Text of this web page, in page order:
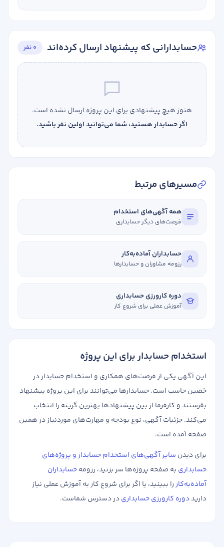
حسابدارانی که پیشنهاد ارسال کرده‌اند 0 نفر
هنوز هیچ پیشنهادی برای این پروژه ارسال نشده است.
اگر حسابدار هستید، شما می‌توانید اولین نفر باشید.
مسیرهای مرتبط
همه آگهی‌های استخدام
فرصت‌های دیگر حسابداری
حسابداران آماده‌به‌کار
رزومه مشاوران و حسابدارها
دوره کارورزی حسابداری
آموزش عملی برای شروع کار
استخدام حسابدار برای این پروژه
این آگهی یکی از فرصت‌های همکاری و استخدام حسابدار در
حَصین حاسب است. حسابدارها می‌توانند برای این پروژه پیشنهاد
بفرستند و کارفرما از بین پیشنهادها بهترین گزینه را انتخاب
می‌کند. جزئیات آگهی، نوع بودجه و مهارت‌های موردنیاز در همین
صفحه آمده است.
برای دیدن سایر آگهی‌های استخدام حسابدار و پروژه‌های
حسابداری به صفحه پروژه‌ها سر بزنید، رزومهحسابداران
آماده‌به‌کاررا ببینید، یا اگر برای شروع کار به آموزش عملی نیاز
داریددوره کارورزی حسابداریدر دسترس شماست.